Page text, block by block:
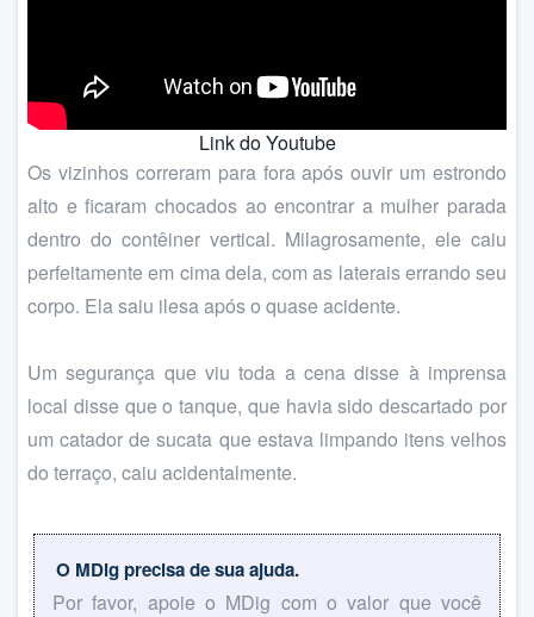
Link do Youtube
Os vizinhos correram para fora após ouvir um estrondo
alto e ficaram chocados ao encontrar a mulher parada
dentro do contêiner vertical. Milagrosamente, ele caiu
perfeitamente em cima dela, com as laterais errando seu
corpo. Ela saiu ilesa após o quase acidente.
Um segurança que viu toda a cena disse à imprensa
local disse que o tanque, que havia sido descartado por
um catador de sucata que estava limpando itens velhos
do terraço, caiu acidentalmente.
O MDig precisa de sua ajuda.
Por favor, apoie o MDig com o valor que você